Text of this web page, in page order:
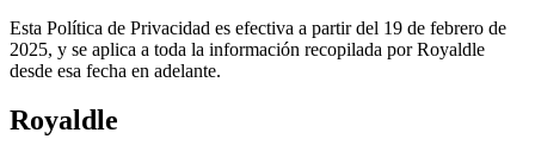
Esta Política de Privacidad es efectiva a partir del 19 de febrero de
2025, y se aplica a toda la información recopilada por Royaldle
desde esa fecha en adelante.
Royaldle